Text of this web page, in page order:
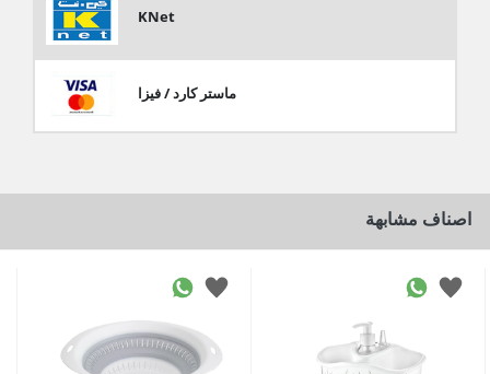
KNet
ماستر كارد / فيزا
اصناف مشابهة